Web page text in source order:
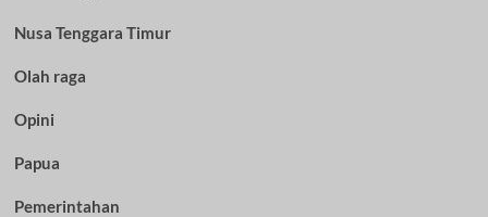
Nusa Tenggara Timur
Olah raga
Opini
Papua
Pemerintahan